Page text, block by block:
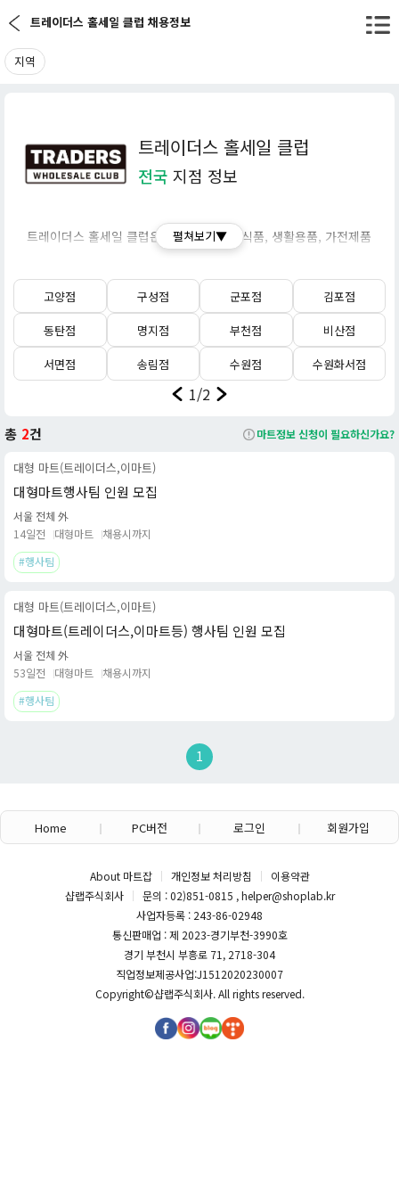
트레이더스 홀세일 클럽 채용정보
지역
트레이더스 홀세일 클럽
전국 지점 정보
트레이더스 홀세일 클럽은 신선식품, 가공식품, 생활용품, 가전제품
등을 대용량 및 박스 단위로 저렴하게 판매하는 회원제 창고형 할인
마트입니다.
대형 마트 이마트에서 운영했던 트레이더스 홀세일 클럽이 2024년
1월부로 이마트에서 분사하여 신세계 그룹의 독자적인 법인(주식회
사 트레이더스 홀세일 클럽)으로 새롭게 출범했습니다.
주요 특징으로는 연회비를 지불하고 회원으로 가입해야만 상품을
히 2024년 4월부터는 신규 유료 멤버십인 '트레이더스 클럽(TRA
적립, 환불 등의 추가 혜택을 제공하며, 비회원도 일반 상품 구매는
가능하나 멤버십 전용 할인 혜택은 받을 수 없습니다.
트레이더스는 주로 교외 지역이나 넓은 부지에 단독 점포 형태로 운
영되며, 코스트코와 유사하게 물류 효율성을 극대화한 창고형 매장
구조를 가지고 있습니다. 또한 자체 브랜드(PB) 상품인 '티 스탠다
매하고 있습니다. 일반 대형 마트보다 합리적인 가격으로 대용량 상
품을 구매하고자 하는 소비자들에게 인기가 높습니다.
트레이더스 홀세일 클럽은 2010년 첫 점포를 개점한 이래 꾸준히
성장하여 대한민국 대표 창고형 할인점으로 자리매김하고 있으며,
온라인 쇼핑몰(쓱닷컴 내 트레이더스몰)을 통해서도 상품을 판매하
*본 내용은 마트잡 AI를 활용해 작성되었습니다.*
펼쳐보기▼
고양점 구성점 군포점
김포점
동탄점
명지점 부천점
비산점
서면점
송림점 수원점 수원화서점
1/2
총 2건 마트정보 신청이 필요하신가요?
대형 마트(트레이더스,이마트)
대형마트행사팀 인원 모집
서울 전체 外
14일전
대형마트
채용시까지
#행사팀
대형 마트(트레이더스,이마트)
대형마트(트레이더스,이마트등) 행사팀 인원 모집
서울 전체 外
53일전
대형마트
채용시까지
#행사팀
1
Home PC버전 로그인 회원가입
About 마트잡 개인정보 처리방침
이용약관
샵랩주식회사
문의 : 02)851-0815 , helper@shoplab.kr
사업자등록 : 243-86-02948
통신판매업 : 제 2023-경기부천-3990호
경기 부천시 부흥로 71, 2718-304
직업정보제공사업:J1512020230007
Copyright©샵랩주식회사. All rights reserved.